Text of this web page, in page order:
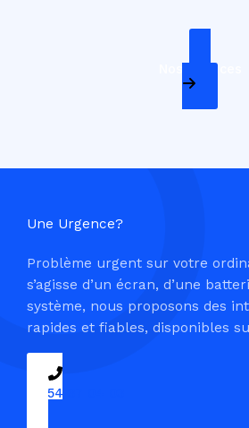
Nos Services
Une Urgence?
Problème urgent sur votre
s’agisse d’un écran, d’une
système, nous proposons des
rapides et fiables, disponibles
09 54 37 04 03